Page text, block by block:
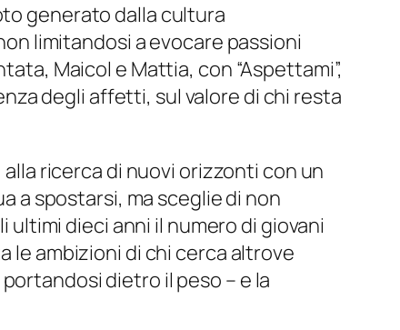
generato dalla cultura
limitandosi a evocare passioni
Maicol e Mattia, con “Aspettami”,
degli affetti, sul valore di chi resta
ricerca di nuovi orizzonti con un
a spostarsi, ma sceglie di non
ultimi dieci anni il numero di giovani
le ambizioni di chi cerca altrove
dietro il peso – e la